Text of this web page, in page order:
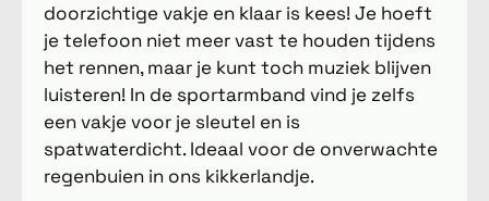
doorzichtige vakje en klaar is kees! Je hoeft
je telefoon niet meer vast te houden tijdens
het rennen, maar je kunt toch muziek blijven
luisteren! In de sportarmband vind je zelfs
een vakje voor je sleutel en is
spatwaterdicht. Ideaal voor de onverwachte
regenbuien in ons kikkerlandje.